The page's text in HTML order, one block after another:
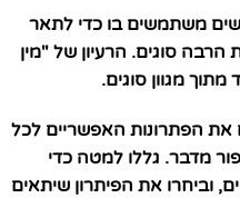
משתמשים בו כדי לתאר
סוגים. הרעיון של "מין
מגוון סוגים.
את הפתרונות האפשריים לכל
מדבר. גללו למטה כדי
וביחרו את הפיתרון שיתאים